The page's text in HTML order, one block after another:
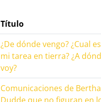
Título
¿De dónde vengo? ¿Cual es
mi tarea en tierra? ¿A
voy?
Comunicaciones de Bertha